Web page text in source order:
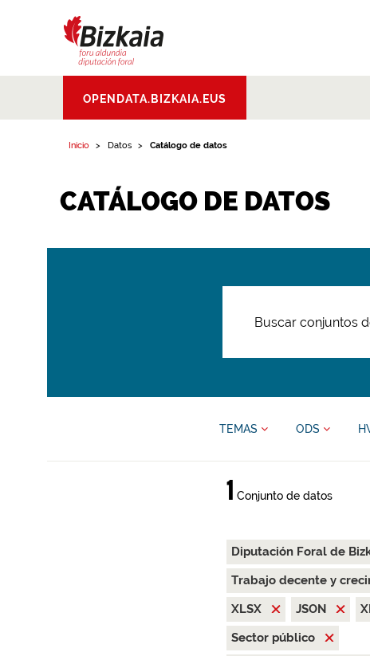
Aldundia.Diputacion
Foral de Bizkaia
OPENDATA.BIZKAIA.EUS
Inicio Datos Catálogo de datos
CATÁLOGO DE DATOS
TEMAS ODS
1 Conjunto de datos
Diputación Foral de
Trabajo decente y
XLSX
JSON
Sector público